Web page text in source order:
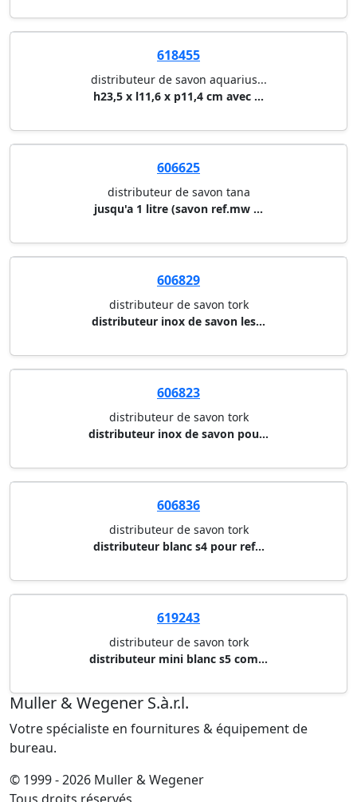
618455
distributeur de savon aquarius...
h23,5 x l11,6 x p11,4 cm avec ...
606625
distributeur de savon tana
jusqu'a 1 litre (savon ref.mw ...
606829
distributeur de savon tork
distributeur inox de savon les...
606823
distributeur de savon tork
distributeur inox de savon pou...
606836
distributeur de savon tork
distributeur blanc s4 pour ref...
619243
distributeur de savon tork
distributeur mini blanc s5 com...
Muller & Wegener S.à.r.l.
Votre spécialiste en fournitures & équipement de
bureau.
© 1999 - 2026 Muller & Wegener